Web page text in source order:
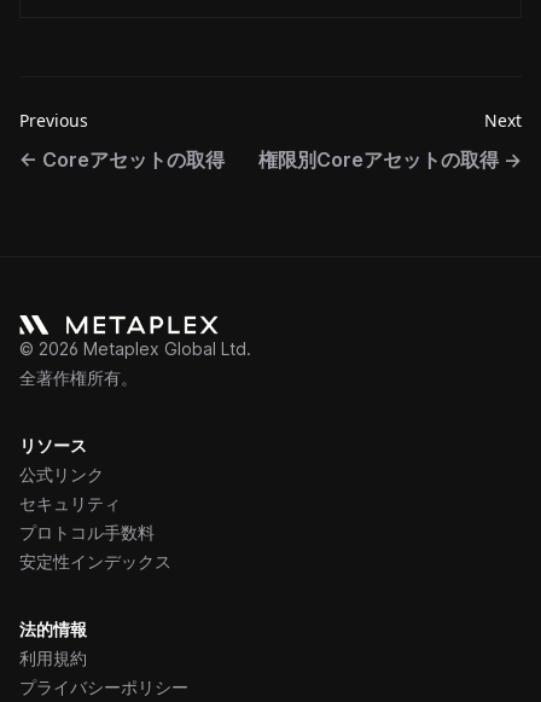
Previous
← Coreアセットの取得
Next
権限別Coreアセットの取得 →
© 2026 Metaplex Global Ltd.
全著作権所有。
リソース
公式リンク
セキュリティ
プロトコル手数料
安定性インデックス
法的情報
利用規約
プライバシーポリシー